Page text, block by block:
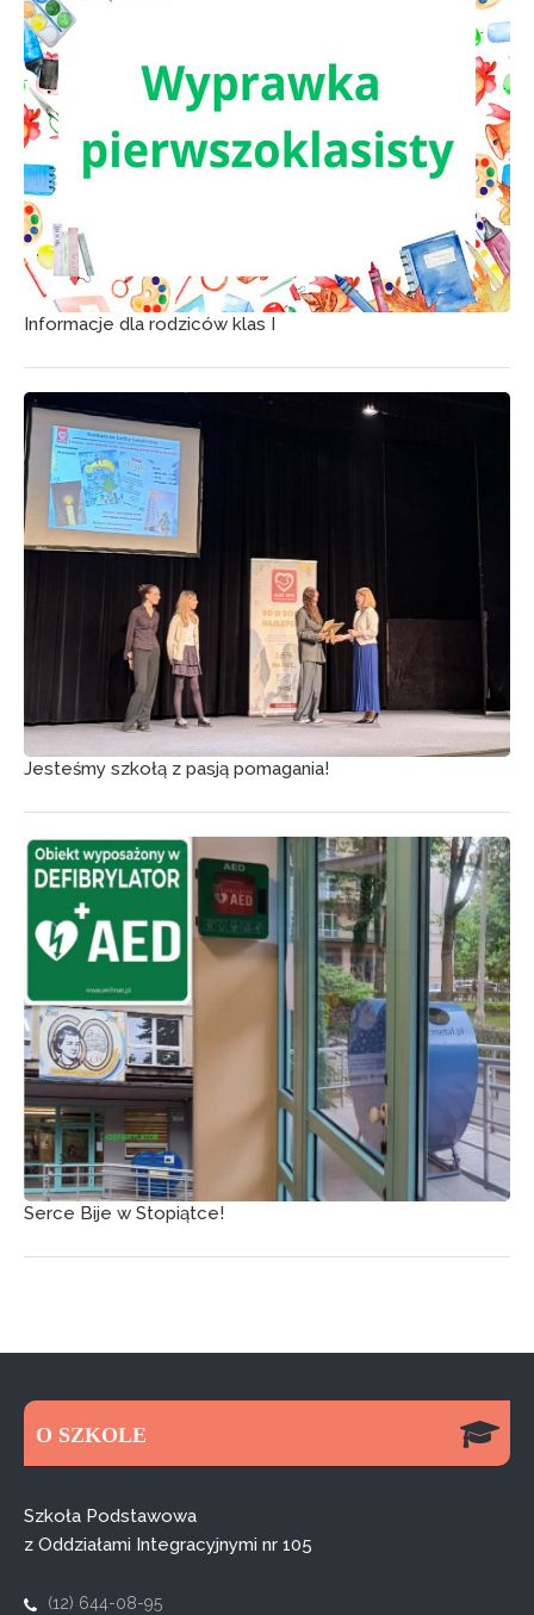
Informacje dla rodziców klas I
Jesteśmy szkołą z pasją pomagania!
Serce Bije w Stopiątce!
O SZKOLE
Szkoła Podstawowa
z Oddziałami Integracyjnymi nr 105
(12) 644-08-95